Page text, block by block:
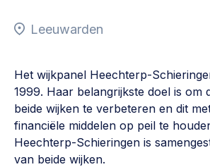
Financiën
Financieringsvormen, administratie,
Organisatie en beheer
Bestuur, horeca, evenementen,
Vrijwilligers en medewerkers
Werving, contracten en vergoedingen,
Nieuws
Opinie
Bijeenkomsten
Leeuwarden
Het wijkpanel Heechterp-
1999. Haar belangrijkste doel is om
beide wijken te verbeteren en dit
financiële middelen op peil te
Heechterp-Schieringen is
van beide wijken.